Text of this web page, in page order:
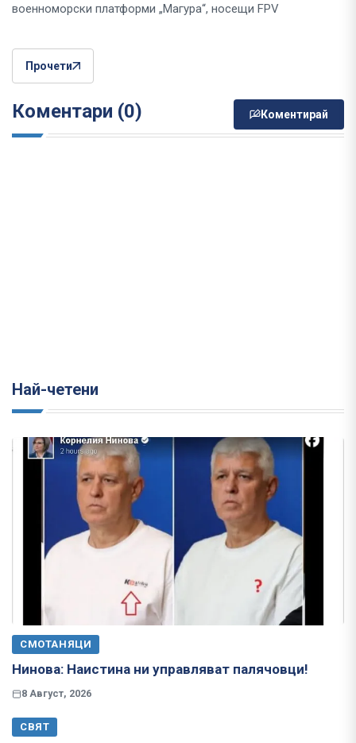
военноморски платформи „Магура“, носещи FPV
Прочети
Коментари (0) Коментирай
Най-четени
СМОТАНЯЦИ
Нинова: Наистина ни управляват палячовци!
8 Август, 2026
СВЯТ